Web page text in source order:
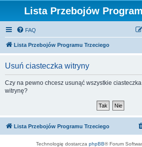
Lista Przebojów
FAQ
Lista Przebojów Programu Trzeciego
Usuń ciasteczka witryny
Czy na pewno chcesz usunąć wszystkie
witrynę?
Lista Przebojów Programu Trzeciego
Technologię dostarcza phpBB® Forum